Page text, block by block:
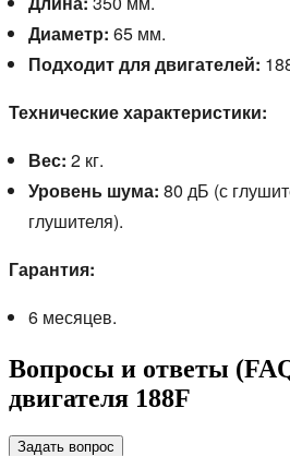
Диаметр: 65 мм.
Подходит для двигателей:
Технические характеристики:
Вес: 2 кг.
Уровень шума: 80 дБ (с
глушителя).
Гарантия:
6 месяцев.
Вопросы и ответы
двигателя 188F
Задать вопрос